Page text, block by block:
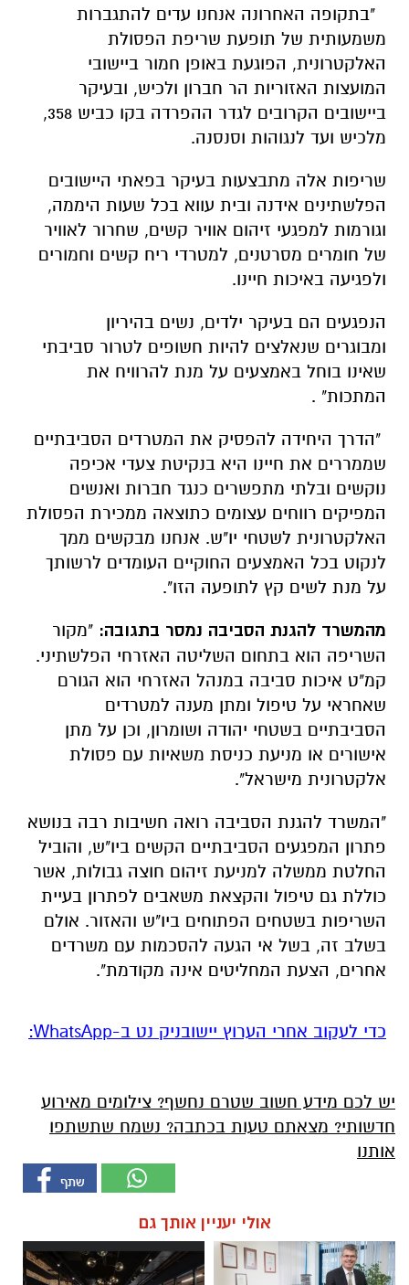
"בתקופה האחרונה אנחנו עדים להתגברות
משמעותית של תופעת שריפת הפסולת
האלקטרונית, הפוגעת באופן חמור ביישובי
המועצות האזוריות הר חברון ולכיש, ובעיקר
ביישובים הקרובים לגדר ההפרדה בקו כביש 358,
מלכיש ועד לנגוהות וסנסנה.
שריפות אלה מתבצעות בעיקר בפאתי היישובים
הפלשתינים אידנה ובית עווא בכל שעות היממה,
וגורמות למפגעי זיהום אוויר קשים, שחרור לאוויר
של חומרים מסרטנים, למטרדי ריח קשים וחמורים
ולפגיעה באיכות חיינו.
הנפגעים הם בעיקר ילדים, נשים בהיריון
ומבוגרים שנאלצים להיות חשופים לטרור סביבתי
שאינו בוחל באמצעים על מנת להרוויח את
המתכות" .
"הדרך היחידה להפסיק את המטרדים הסביבתיים
שממררים את חיינו היא בנקיטת צעדי אכיפה
נוקשים ובלתי מתפשרים כנגד חברות ואנשים
המפיקים רווחים עצומים כתוצאה ממכירת הפסולת
האלקטרונית לשטחי יו"ש. אנחנו מבקשים ממך
לנקוט בכל האמצעים החוקיים העומדים לרשותך
על מנת לשים קץ לתופעה הזו".
מהמשרד להגנת הסביבה נמסר בתגובה: "מקור
השריפה הוא בתחום השליטה האזרחי הפלשתיני.
קמ"ט איכות סביבה במנהל האזרחי הוא הגורם
שאחראי על טיפול ומתן מענה למטרדים
הסביבתיים בשטחי יהודה ושומרון, וכן על מתן
אישורים או מניעת כניסת משאיות עם פסולת
אלקטרונית מישראל".
"המשרד להגנת הסביבה רואה חשיבות רבה בנושא
פתרון המפגעים הסביבתיים הקשים ביו"ש, והוביל
החלטת ממשלה למניעת זיהום חוצה גבולות, אשר
כוללת גם טיפול והקצאת משאבים לפתרון בעיית
השריפות בשטחים הפתוחים ביו"ש והאזור. אולם
בשלב זה, בשל אי הגעה להסכמות עם משרדים
אחרים, הצעת המחליטים אינה מקודמת".
‏כדי לעקוב אחרי הערוץ יישובניק נט ב-WhatsApp:‏‏‏
יש לכם מידע חשוב שטרם נחשף? צילומים מאירוע
חדשותי? מצאתם טעות בכתבה? נשמח שתשתפו
אותנו
אולי יעניין אותך גם